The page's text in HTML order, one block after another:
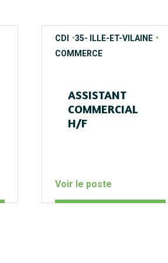
contrats
CDI
regions35- ILLE-ET-VILAINE
secteurs
COMMERCE
ASSISTANT
COMMERCIAL
H/F
Voir le poste